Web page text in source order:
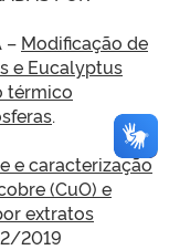
– Modificação de
e Eucalyptus
térmico
.
e caracterização
(CuO) e
extratos
2019